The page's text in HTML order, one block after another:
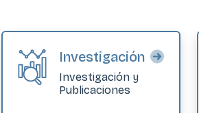
Investigación
Investigación y
Publicaciones